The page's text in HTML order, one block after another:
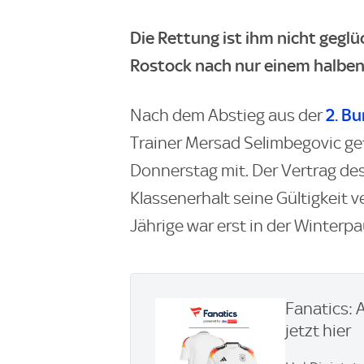
Die Rettung ist ihm nicht
Rostock nach nur einem
Nach dem Abstieg aus der2.
Trainer Mersad Selimbegovic
Donnerstag mit. Der Vertrag
Klassenerhalt seine Gültigkeit
Jährige war erst in der
Fanatics:
jetzt hier